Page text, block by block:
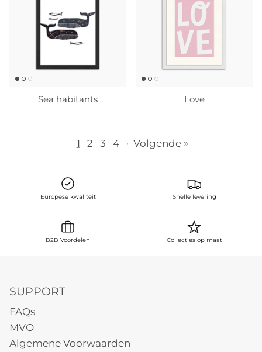
Sea habitants Love
1 2 3 4 · Volgende »
Europese kwaliteit Snelle levering
B2B Voordelen Collecties op maat
SUPPORT
FAQs
MVO
Algemene Voorwaarden